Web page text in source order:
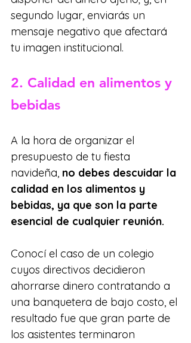
segundo lugar, enviarás un
mensaje negativo que afectará
tu imagen institucional.
2. Calidad en alimentos y
bebidas
A la hora de organizar el
presupuesto de tu fiesta
navideña, no debes descuidar la
calidad en los alimentos y
bebidas, ya que son la parte
esencial de cualquier reunión.
Conocí el caso de un colegio
cuyos directivos decidieron
ahorrarse dinero contratando a
una banquetera de bajo costo, el
resultado fue que gran parte de
los asistentes terminaron